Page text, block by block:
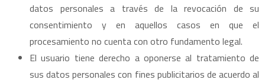
datos personales a través de la revocación de su
consentimiento y en aquellos casos en que el
procesamiento no cuenta con otro fundamento legal.
El usuario tiene derecho a oponerse al tratamiento de
sus datos personales con fines publicitarios de acuerdo al